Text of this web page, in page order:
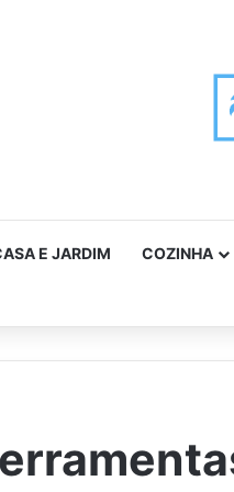
E JARDIM COZINHA